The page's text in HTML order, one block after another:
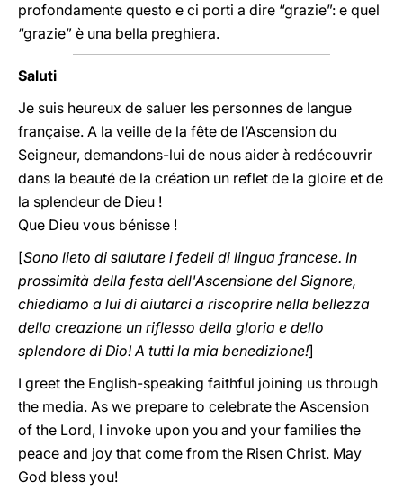
profondamente questo e ci porti a dire “grazie”: e quel
“grazie” è una bella preghiera.
Saluti
Je suis heureux de saluer les personnes de langue
française. A la veille de la fête de l’Ascension du
Seigneur, demandons-lui de nous aider à redécouvrir
dans la beauté de la création un reflet de la gloire et de
la splendeur de Dieu !
Que Dieu vous bénisse !
[Sono lieto di salutare i fedeli di lingua francese. In
prossimità della festa dell'Ascensione del Signore,
chiediamo a lui di aiutarci a riscoprire nella bellezza
della creazione un riflesso della gloria e dello
splendore di Dio! A tutti la mia benedizione!]
I greet the English-speaking faithful joining us through
the media. As we prepare to celebrate the Ascension
of the Lord, I invoke upon you and your families the
peace and joy that come from the Risen Christ. May
God bless you!